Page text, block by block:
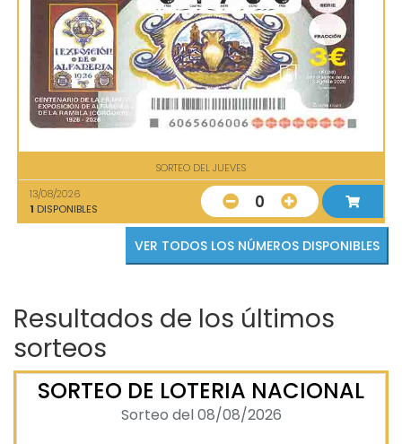
SORTEO DEL JUEVES
13/08/2026
1 DISPONIBLES 0
VER TODOS LOS NÚMEROS DISPONIBLES
Resultados de los últimos
sorteos
SORTEO DE LOTERIA NACIONAL
Sorteo del 08/08/2026